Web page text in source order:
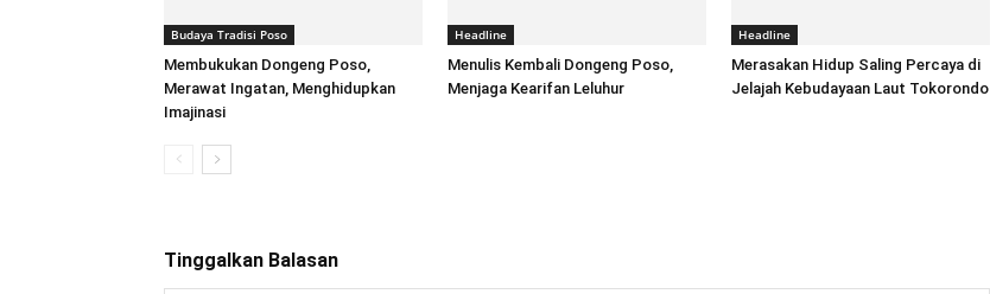
Budaya Tradisi Poso
Membukukan Dongeng Poso,
Merawat Ingatan, Menghidupkan
Imajinasi
Headline
Menulis Kembali Dongeng Poso,
Menjaga Kearifan Leluhur
Headline
Merasakan Hidup Saling Percaya di
Jelajah Kebudayaan Laut Tokorondo
Tinggalkan Balasan